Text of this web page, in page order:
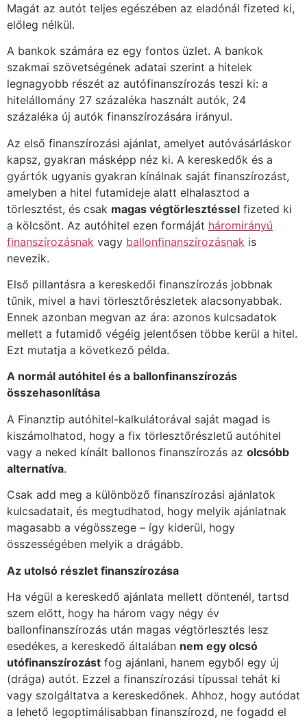
Magát az autót teljes egészében az eladónál fizeted ki,
előleg nélkül.
A bankok számára ez egy fontos üzlet. A bankok
szakmai szövetségének adatai szerint a hitelek
legnagyobb részét az autófinanszírozás teszi ki: a
hitelállomány 27 százaléka használt autók, 24
százaléka új autók finanszírozására irányul.
Az első finanszírozási ajánlat, amelyet autóvásárláskor
kapsz, gyakran másképp néz ki. A kereskedők és a
gyártók ugyanis gyakran kínálnak saját finanszírozást,
amelyben a hitel futamideje alatt elhalasztod a
törlesztést, és csak magas végtörlesztéssel fizeted ki
a kölcsönt. Az autóhitel ezen formáját háromirányú
finanszírozásnak vagy ballonfinanszírozásnak is
nevezik.
Első pillantásra a kereskedői finanszírozás jobbnak
tűnik, mivel a havi törlesztőrészletek alacsonyabbak.
Ennek azonban megvan az ára: azonos kulcsadatok
mellett a futamidő végéig jelentősen többe kerül a hitel.
Ezt mutatja a következő példa.
A normál autóhitel és a ballonfinanszírozás
összehasonlítása
A Finanztip autóhitel-kalkulátorával saját magad is
kiszámolhatod, hogy a fix törlesztőrészletű autóhitel
vagy a neked kínált ballonos finanszírozás az olcsóbb
alternatíva.
Csak add meg a különböző finanszírozási ajánlatok
kulcsadatait, és megtudhatod, hogy melyik ajánlatnak
magasabb a végösszege – így kiderül, hogy
összességében melyik a drágább.
Az utolsó részlet finanszírozása
Ha végül a kereskedő ajánlata mellett döntenél, tartsd
szem előtt, hogy ha három vagy négy év
ballonfinanszírozás után magas végtörlesztés lesz
esedékes, a kereskedő általában nem egy olcsó
utófinanszírozást fog ajánlani, hanem egyből egy új
(drága) autót. Ezzel a finanszírozási típussal tehát ki
vagy szolgáltatva a kereskedőnek. Ahhoz, hogy autódat
a lehető legoptimálisabban finanszírozd, ne fogadd el